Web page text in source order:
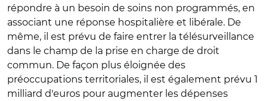
répondre à un besoin de soins non programmés, en
associant une réponse hospitalière et libérale. De
même, il est prévu de faire entrer la télésurveillance
dans le champ de la prise en charge de droit
commun. De façon plus éloignée des
préoccupations territoriales, il est également prévu 1
milliard d'euros pour augmenter les dépenses